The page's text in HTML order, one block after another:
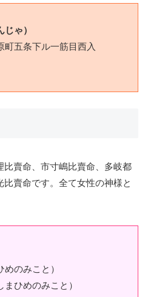
ゃ）
町五条下ル一筋目西入
賣命、市寸嶋比賣命、多岐都
賣命です。全て女性の神様と
のみこと）
まひめのみこと）